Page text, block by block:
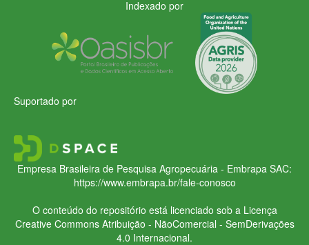
Indexado por
Suportado por
Empresa Brasileira de Pesquisa Agropecuária - Embrapa SAC:
https://www.embrapa.br/fale-conosco
O conteúdo do repositório está licenciado sob a Licença
Creative CommonsAtribuição - NãoComercial - SemDerivações
4.0 Internacional.